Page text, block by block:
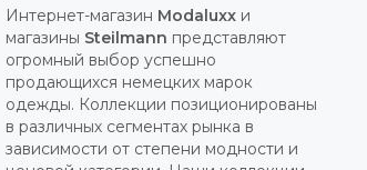
Интернет-магазин Modaluxx и
магазины Steilmann представляют
огромный выбор успешно
продающихся немецких марок
одежды. Коллекции позиционированы
в различных сегментах рынка в
зависимости от степени модности и